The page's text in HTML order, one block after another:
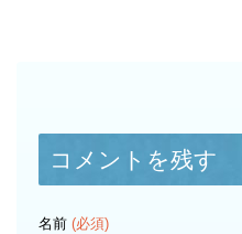
コメントを残す
名前 (必須)